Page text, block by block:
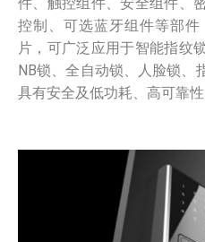
控制、可选蓝牙组件等部
片，可广泛应用于智能指纹
NB锁、全自动锁、人脸锁、
具有安全及低功耗、高可靠性